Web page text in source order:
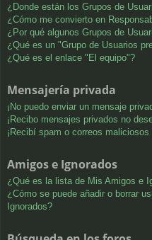
¿Donde están los Grupos de
¿Cómo me convierto en
¿Por qué algunos Grupos de
¿Qué es un "Grupo de Usuarios
¿Qué es el enlace "El equipo"?
Mensajería privada
¡No puedo enviar un mensaje
¡Recibo mensajes privados no
¡Recibí spam o correos
Amigos e Ignorados
¿Qué es la lista de Mis Amigos e
¿Cómo se puede añadir o borrar
Ignorados?